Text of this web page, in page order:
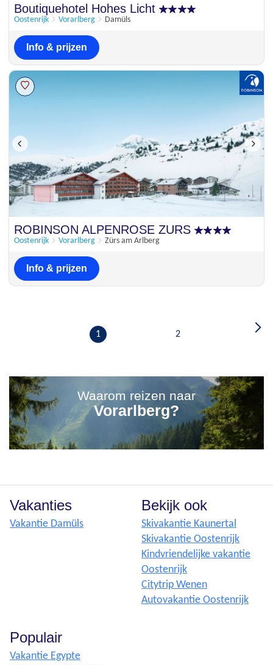
Schitterend
Boutiquehotel Hohes Licht
Oostenrijk Vorarlberg Damüls
Info & prijzen
ROBINSON ALPENROSE ZURS
Oostenrijk Vorarlberg Zürs am Arlberg
Info & prijzen
1 2
Waarom reizen naar
Vorarlberg?
Vakanties
Vakantie Damüls
Bekijk ook
Skivakantie Kaunertal
Skivakantie Oostenrijk
Kindvriendelijke vakantie
Oostenrijk
Citytrip Wenen
Autovakantie Oostenrijk
Populair
Vakantie Egypte